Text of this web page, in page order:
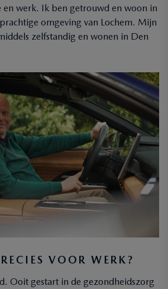
werk. Ik ben getrouwd en woon in
omgeving van Lochem. Mijn
zelfstandig en wonen in Den
VOOR WERK?
Ooit gestart in de gezondheidszorg